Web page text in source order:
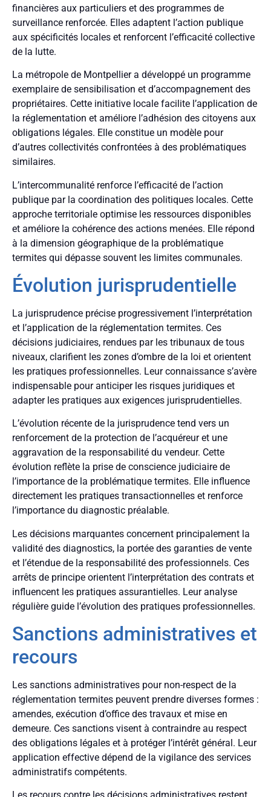
financières aux particuliers et des programmes de
surveillance renforcée. Elles adaptent l’action publique
aux spécificités locales et renforcent l’efficacité collective
de la lutte.
La métropole de Montpellier a développé un programme
exemplaire de sensibilisation et d’accompagnement des
propriétaires. Cette initiative locale facilite l’application de
la réglementation et améliore l’adhésion des citoyens aux
obligations légales. Elle constitue un modèle pour
d’autres collectivités confrontées à des problématiques
similaires.
L’intercommunalité renforce l’efficacité de l’action
publique par la coordination des politiques locales. Cette
approche territoriale optimise les ressources disponibles
et améliore la cohérence des actions menées. Elle répond
à la dimension géographique de la problématique
termites qui dépasse souvent les limites communales.
Évolution jurisprudentielle
La jurisprudence précise progressivement l’interprétation
et l’application de la réglementation termites. Ces
décisions judiciaires, rendues par les tribunaux de tous
niveaux, clarifient les zones d’ombre de la loi et orientent
les pratiques professionnelles. Leur connaissance s’avère
indispensable pour anticiper les risques juridiques et
adapter les pratiques aux exigences jurisprudentielles.
L’évolution récente de la jurisprudence tend vers un
renforcement de la protection de l’acquéreur et une
aggravation de la responsabilité du vendeur. Cette
évolution reflète la prise de conscience judiciaire de
l’importance de la problématique termites. Elle influence
directement les pratiques transactionnelles et renforce
l’importance du diagnostic préalable.
Les décisions marquantes concernent principalement la
validité des diagnostics, la portée des garanties de vente
et l’étendue de la responsabilité des professionnels. Ces
arrêts de principe orientent l’interprétation des contrats et
influencent les pratiques assurantielles. Leur analyse
régulière guide l’évolution des pratiques professionnelles.
Sanctions administratives et
recours
Les sanctions administratives pour non-respect de la
réglementation termites peuvent prendre diverses formes :
amendes, exécution d’office des travaux et mise en
demeure. Ces sanctions visent à contraindre au respect
des obligations légales et à protéger l’intérêt général. Leur
application effective dépend de la vigilance des services
administratifs compétents.